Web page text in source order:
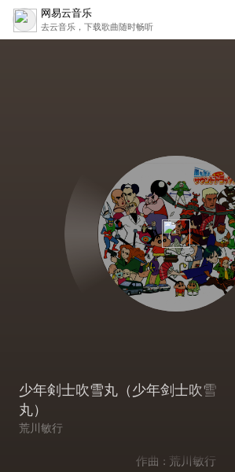
网易云音乐
去云音乐，下载歌曲随时畅听
少年剣士吹雪丸（少年剑士吹雪
丸）
荒川敏行
作曲 : 荒川敏行